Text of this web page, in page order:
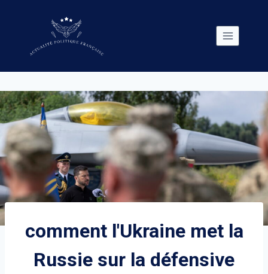
comment l'Ukraine met la
Russie sur la défensive